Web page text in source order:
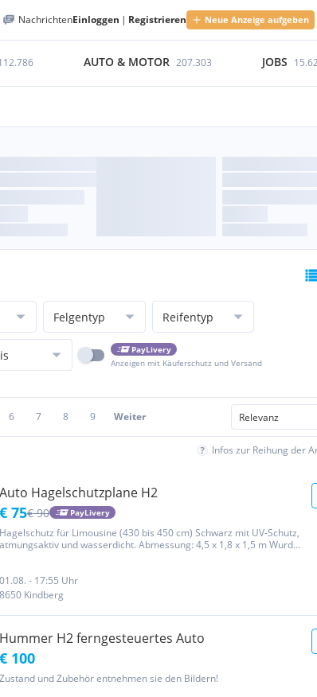
NachrichtenEinloggen | Registrieren Neue Anzeige aufgeben
AUTO & MOTOR 207.303 JOBS
Felgentyp Reifentyp
PayLivery
Anzeigen mit Käuferschutz und Versand
6 7 8 9 Weiter
Infos zur Reihung der
Auto Hagelschutzplane H2
€ 75€ 90 PayLivery
Hagelschutz für Limousine (430 bis 450 cm) Schwarz mit UV-Schutz,
atmungsaktiv und wasserdicht. Abmessung: 4,5 x 1,8 x 1,5 m Wurde
01.08. - 17:55 Uhr
8650 Kindberg
Hummer H2 ferngesteuertes Auto
€ 100
Zustand und Zubehör entnehmen sie den Bildern!